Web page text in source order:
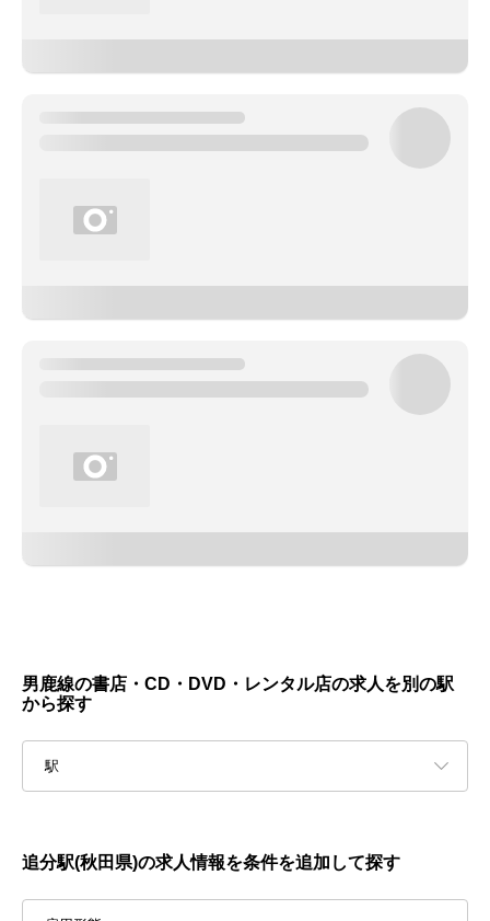
男鹿線の書店・CD・DVD・レンタル店の求人を別の駅
から探す
駅
追分駅(秋田県)の求人情報を条件を追加して探す